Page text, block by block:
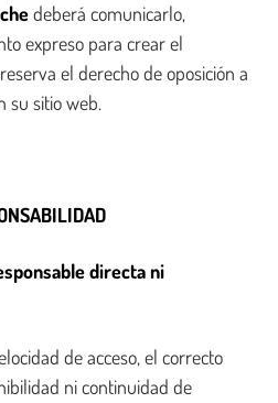
deberá comunicarlo,
expreso para crear el
el derecho de oposición a
su sitio web.
directa ni
de acceso, el correcto
ni continuidad de